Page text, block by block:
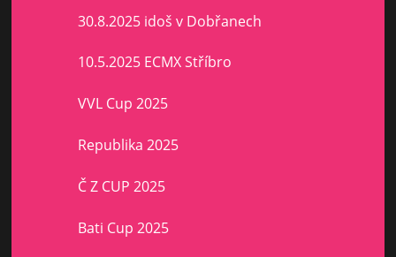
30.8.2025 idoš v Dobřanech
10.5.2025 ECMX Stříbro
VVL Cup 2025
Republika 2025
Č Z CUP 2025
Bati Cup 2025